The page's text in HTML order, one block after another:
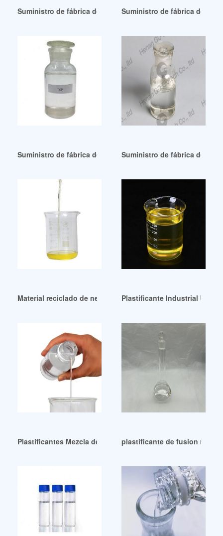
Suministro de fábrica de materia prima de poliuretano
Suministro de fábrica de
Suministro de fábrica de materia prima para revestimiento y
Suministro de fábrica de
Material reciclado de neumáticos plastificante bencílico pvc
Plastificante Industrial
Plastificantes Mezcla de PVC Almacenamiento Entrega Irán
plastificante de fusion